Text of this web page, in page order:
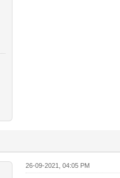
26-09-2021, 04:05 PM